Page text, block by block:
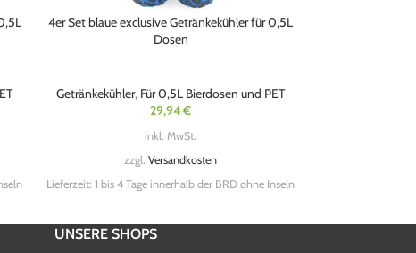
4er Set blaue exclusive Getränkekühler für 0,5L
Dosen
Getränkekühler, Für 0,5L Bierdosen und PET
29,94€
inkl. MwSt.
zzgl.Versandkosten
Lieferzeit:1 bis 4 Tage innerhalb der BRD ohne Inseln
UNSERE SHOPS